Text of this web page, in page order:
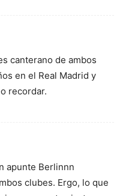
canterano de ambos
en el Real Madrid y
recordar.
apunte Berlinnn
clubes. Ergo, lo que